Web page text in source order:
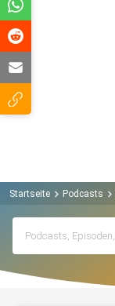
Startseite Podcasts